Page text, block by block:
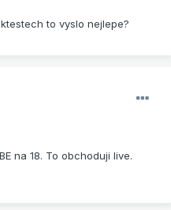
to vyslo nejlepe?
na 18. To obchoduji live.